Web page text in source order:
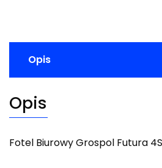
Opis
Opis
Fotel Biurowy Grospol Futura